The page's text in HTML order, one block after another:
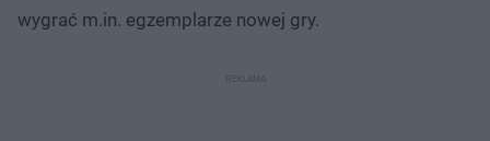
wygrać m.in. egzemplarze nowej gry.